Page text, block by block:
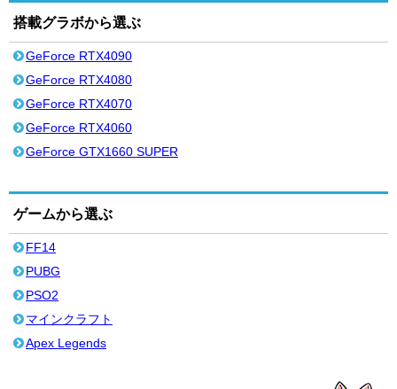
搭載グラボから選ぶ
GeForce RTX4090
GeForce RTX4080
GeForce RTX4070
GeForce RTX4060
GeForce GTX1660 SUPER
ゲームから選ぶ
FF14
PUBG
PSO2
マインクラフト
Apex Legends